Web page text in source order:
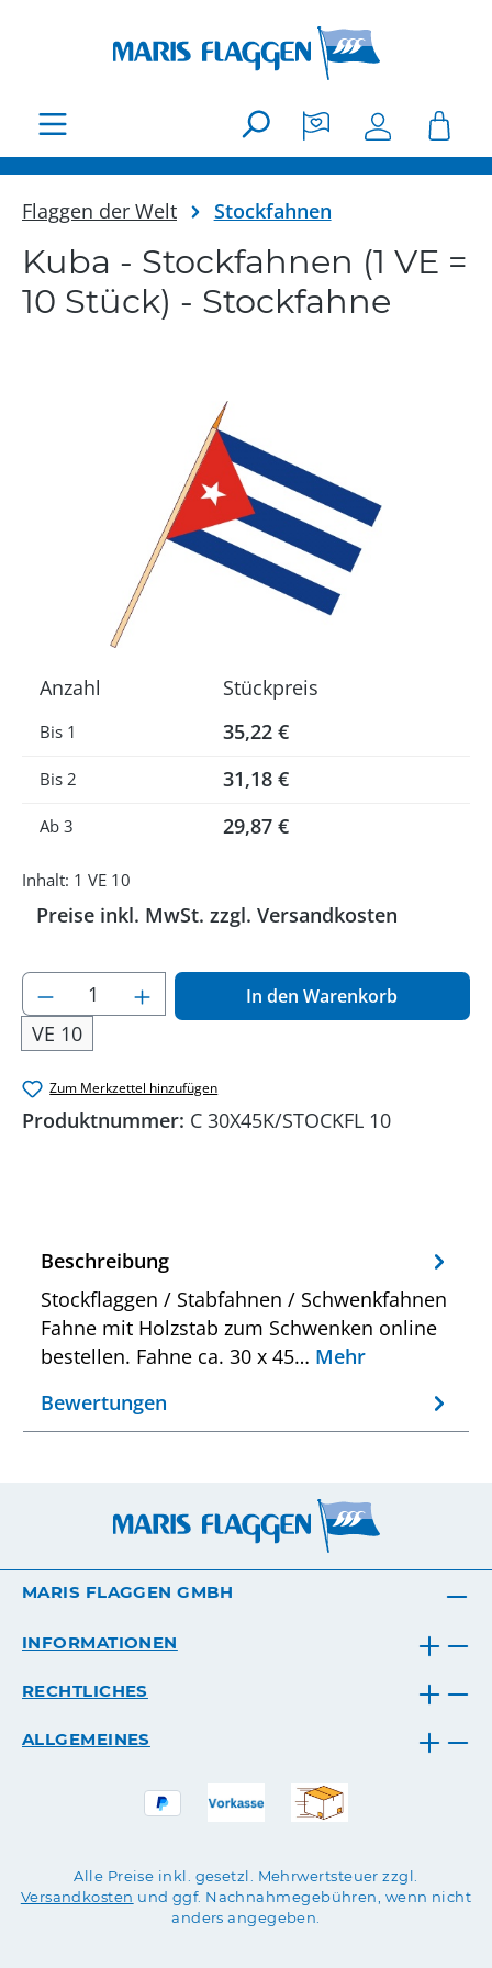
Flaggen der Welt Stockfahnen
Kuba - Stockfahnen (1 VE =
10 Stück) - Stockfahne
Bildergalerie überspringen
Anzahl Stückpreis
Bis 1 35,22 €
Bis2 31,18 €
Ab3 29,87 €
Inhalt: 1 VE 10
Preise inkl. MwSt. zzgl. Versandkosten
Produkt Anzahl: Gib den gewünschten
VE 10
In den Warenkorb
Zum Merkzettel hinzufügen
Produktnummer: C 30X45K/STOCKFL 10
Beschreibung
Stockflaggen / Stabfahnen / Schwenkfahnen
Fahne mit Holzstab zum Schwenken online
bestellen. Fahne ca. 30 x 45… Mehr
Bewertungen
MARIS FLAGGEN GMBH
INFORMATIONEN
RECHTLICHES
ALLGEMEINES
Alle Preise inkl. gesetzl. Mehrwertsteuer zzgl.
Versandkosten und ggf. Nachnahmegebühren, wenn nicht
anders angegeben.